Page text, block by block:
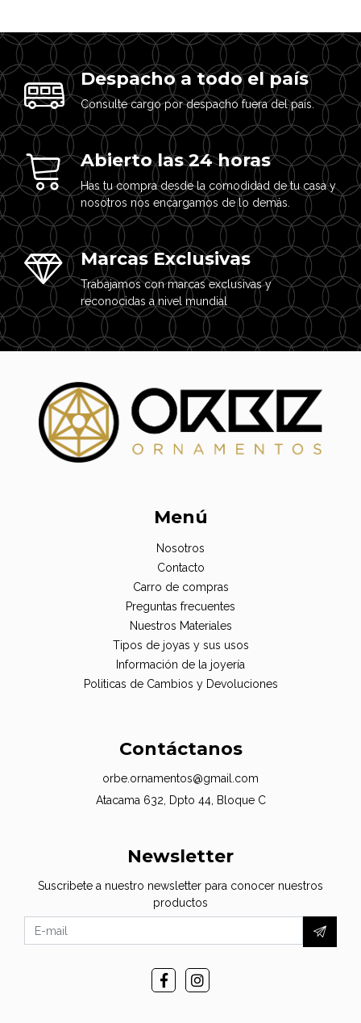
Despacho a todo el país
Consulte cargo por despacho fuera del país.
Abierto las 24 horas
Has tu compra desde la comodidad de tu casa y
nosotros nos encargamos de lo demás.
Marcas Exclusivas
Trabajamos con marcas exclusivas y
reconocidas a nivel mundial
Menú
Nosotros
Contacto
Carro de compras
Preguntas frecuentes
Nuestros Materiales
Tipos de joyas y sus usos
Información de la joyería
Politicas de Cambios y Devoluciones
Contáctanos
orbe.ornamentos@gmail.com
Atacama 632, Dpto 44, Bloque C
Newsletter
Suscribete a nuestro newsletter para conocer nuestros
productos